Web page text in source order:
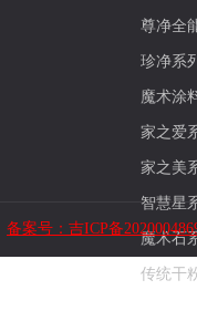
尊净全
珍净系
魔术涂
家之爱
家之美
智慧星
魔术石
传统干
备案号：吉ICP备